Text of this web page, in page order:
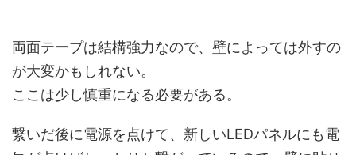
両面テープは結構強力なので、壁によっては外すの
が大変かもしれない。
ここは少し慎重になる必要がある。
繋いだ後に電源を点けて、新しいLEDパネルにも電